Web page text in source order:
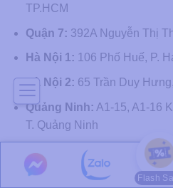
TP.HCM
Quận 7: 392A Nguyễn Thị
Hà Nội 1: 106 Phố Huế, P.
Hà Nội 2: 65 Trần Duy
Quảng Ninh: A1-15, A1-16
T. Quảng Ninh
Hải Phòng:02, Khu B1, Lô
Gia Viên, TP. Hải Phòng
Flash